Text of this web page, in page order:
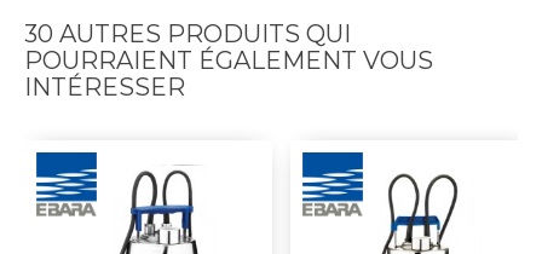
30 AUTRES PRODUITS QUI
POURRAIENT ÉGALEMENT VOUS
INTÉRESSER